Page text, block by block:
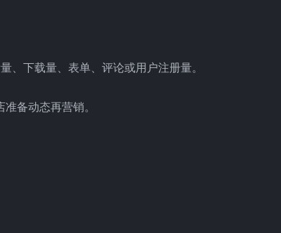
、下载量、表单、评论或用户注册量。
备动态再营销。